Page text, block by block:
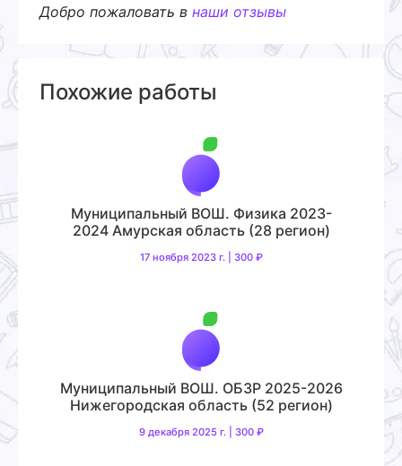
Добро пожаловать в наши отзывы
Похожие работы
Муниципальный ВОШ. Физика 2023-
2024 Амурская область (28 регион)
17 ноября 2023 г. | 300 ₽
Муниципальный ВОШ. ОБЗР 2025-2026
Нижегородская область (52 регион)
9 декабря 2025 г. | 300 ₽